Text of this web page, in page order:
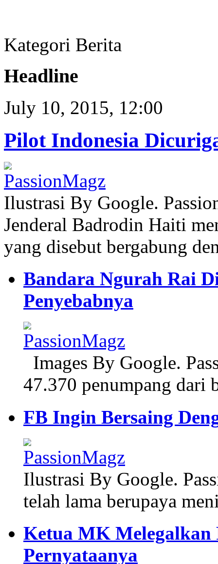
Kategori Berita
Headline
July 10, 2015, 12:00
Pilot Indonesia
Ilustrasi By Google.
Jenderal Badrodin Haiti
yang disebut bergabung
Bandara Ngurah Rai
Penyebabnya
Images By Google.
47.370 penumpang dari
FB Ingin Bersaing
Ilustrasi By Google.
telah lama berupaya
Ketua MK
Pernyataanya